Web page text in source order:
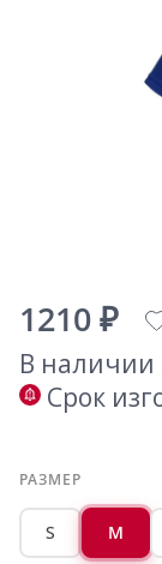
1210 ₽
В наличии
Срок
РАЗМЕР
S M